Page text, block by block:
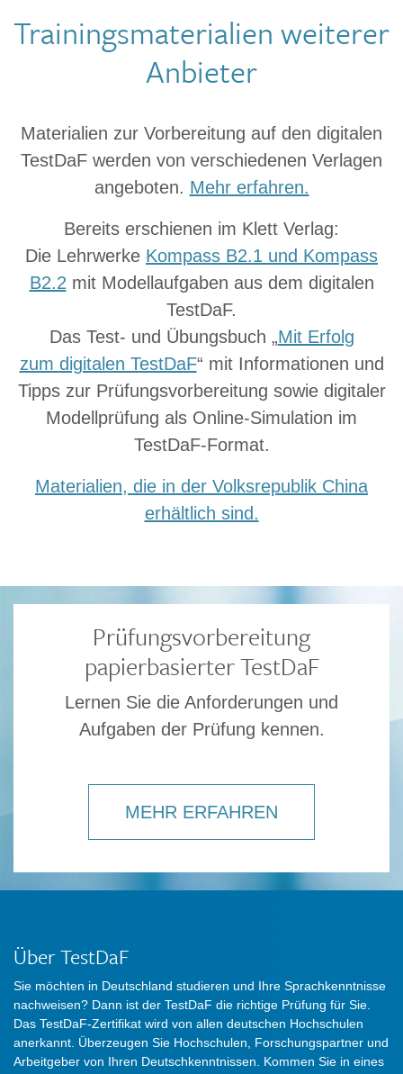
Trainingsmaterialien weiterer
Anbieter
Materialien zur Vorbereitung auf den digitalen
TestDaF werden von verschiedenen Verlagen
angeboten. Mehr erfahren.
Bereits erschienen im Klett Verlag:
Die Lehrwerke Kompass B2.1 und Kompass
B2.2 mit Modellaufgaben aus dem digitalen
TestDaF.
Das Test- und Übungsbuch „Mit Erfolg
zum digitalen TestDaF“ mit Informationen und
Tipps zur Prüfungsvorbereitung sowie digitaler
Modellprüfung als Online-Simulation im
TestDaF-Format.
Materialien, die in der Volksrepublik China
erhältlich sind.
Prüfungsvorbereitung
papierbasierter TestDaF
Lernen Sie die Anforderungen und
Aufgaben der Prüfung kennen.
MEHR ERFAHREN
Über TestDaF
Sie möchten in Deutschland studieren und Ihre Sprachkenntnisse
nachweisen? Dann ist der TestDaF die richtige Prüfung für Sie.
Das TestDaF-Zertifikat wird von allen deutschen Hochschulen
anerkannt. Überzeugen Sie Hochschulen, Forschungspartner und
Arbeitgeber von Ihren Deutschkenntnissen. Kommen Sie in eines